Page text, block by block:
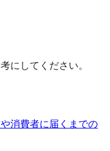
にしてください。
消費者に届くまでの